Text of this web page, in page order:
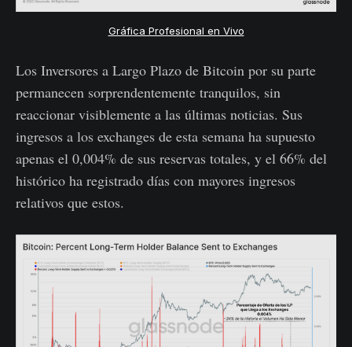
Gráfica Profesional en Vivo
Los Inversores a Largo Plazo de Bitcoin por su parte
permanecen sorprendentemente tranquilos, sin
reaccionar visiblemente a las últimas noticias. Sus
ingresos a los exchanges de esta semana ha supuesto
apenas el 0,004% de sus reservas totales, y el 66% del
histórico ha registrado días con mayores ingresos
relativos que estos.